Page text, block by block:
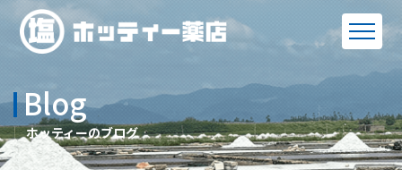
Blog
ホッティーのブログ